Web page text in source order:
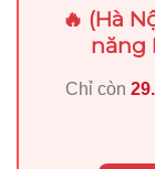
🔥 (Hà
năng
Chỉ còn